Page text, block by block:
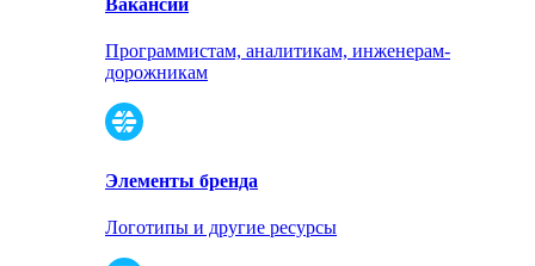
Программистам, аналитикам, инженерам-
дорожникам
Элементы бренда
Логотипы и другие ресурсы